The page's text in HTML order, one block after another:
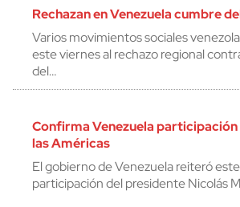
Rechazan en Venezuela cumbre
Varios movimientos sociales
este viernes al rechazo regional
del…
Confirma Venezuela participación
las Américas
El gobierno de Venezuela reiteró
participación del presidente Nicolás